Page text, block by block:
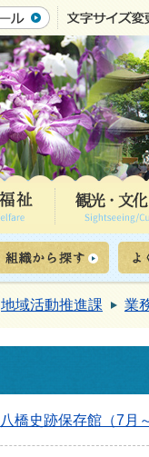
地域活動推進課 業
八橋史跡保存館（7月